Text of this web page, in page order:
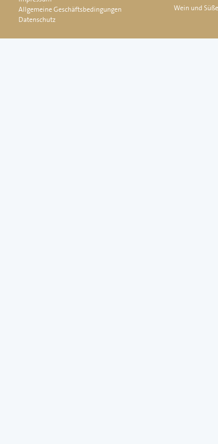
Allgemeine Geschäftsbedingungen
Datenschutz
Wein und